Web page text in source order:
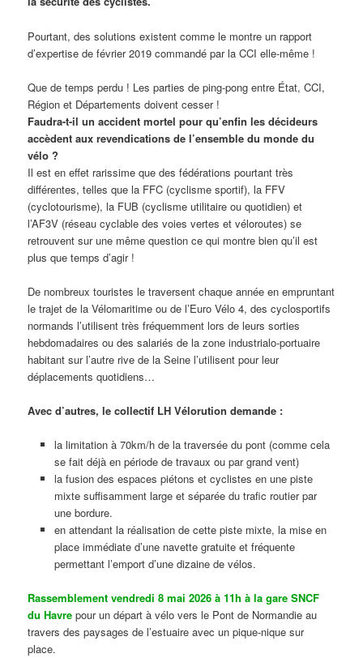
Pourtant, des solutions existent comme le montre un rapport
d’expertise de février 2019 commandé par la CCI elle-même !
Que de temps perdu ! Les parties de ping-pong entre État, CCI,
Région et Départements doivent cesser !
Faudra-t-il un accident mortel pour qu’enfin les décideurs
accèdent aux revendications de l’ensemble du monde du
vélo ?
Il est en effet rarissime que des fédérations pourtant très
différentes, telles que la FFC (cyclisme sportif), la FFV
(cyclotourisme), la FUB (cyclisme utilitaire ou quotidien) et
l’AF3V (réseau cyclable des voies vertes et véloroutes) se
retrouvent sur une même question ce qui montre bien qu’il est
plus que temps d’agir !
De nombreux touristes le traversent chaque année en empruntant
le trajet de la Vélomaritime ou de l’Euro Vélo 4, des cyclosportifs
normands l’utilisent très fréquemment lors de leurs sorties
hebdomadaires ou des salariés de la zone industrialo-portuaire
habitant sur l’autre rive de la Seine l’utilisent pour leur
déplacements quotidiens…
Avec d’autres, le collectif LH Vélorution demande :
la limitation à 70km/h de la traversée du pont (comme cela
se fait déjà en période de travaux ou par grand vent)
la fusion des espaces piétons et cyclistes en une piste
mixte suffisamment large et séparée du trafic routier par
une bordure.
en attendant la réalisation de cette piste mixte, la mise en
place immédiate d’une navette gratuite et fréquente
permettant l’emport d’une dizaine de vélos.
Rassemblement vendredi 8 mai 2026 à 11h à la gare SNCF
du Havre pour un départ à vélo vers le Pont de Normandie au
travers des paysages de l’estuaire avec un pique-nique sur
place.